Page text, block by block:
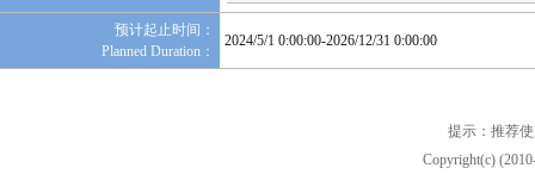
预计起止时间：
Planned Duration：
2024/5/1 0:00:00-2026/12/31 0:00:00
提示：推荐
Copyright(c)